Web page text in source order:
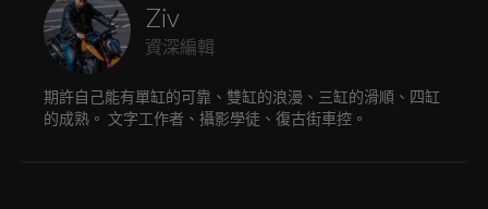
Ziv
資深編輯
期許自己能有單缸的可靠、雙缸的浪漫、三缸的滑順、四缸
的成熟。 文字工作者、攝影學徒、復古街車控。